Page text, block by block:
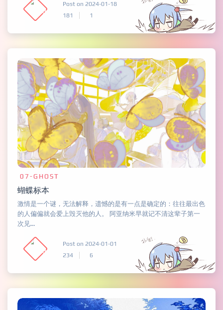
Post on 2024-01-18
181
1
07-GHOST
蝴蝶标本
激情是一个谜，无法解释，遗憾的是有一点是确定的：往往最出色
的人偏偏就会爱上毁灭他的人。 阿亚纳米早就记不清这辈子第一
次见...
Post on 2024-01-01
234
6